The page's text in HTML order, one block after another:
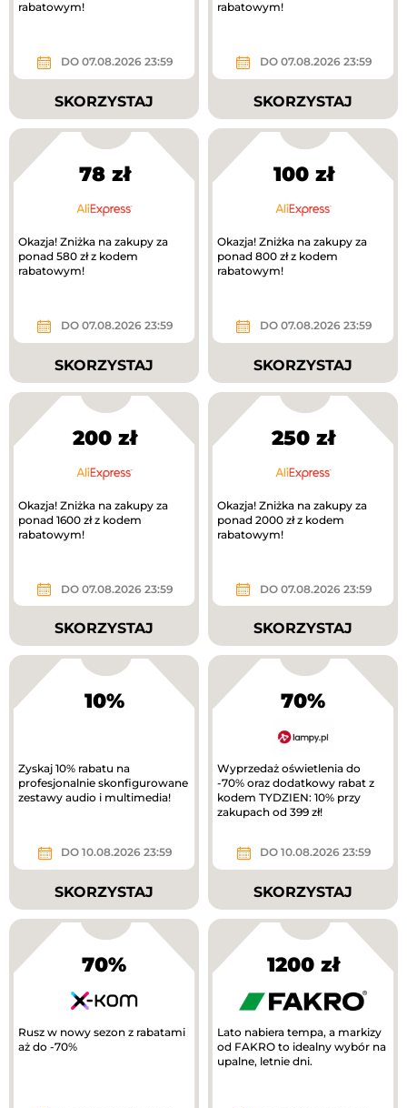
rabatowym!
DO 07.08.2026 23:59
SKORZYSTAJ
rabatowym!
DO 07.08.2026 23:59
SKORZYSTAJ
78 zł
Okazja! Zniżka na zakupy za
ponad 580 zł z kodem
rabatowym!
DO 07.08.2026 23:59
SKORZYSTAJ
100 zł
Okazja! Zniżka na zakupy za
ponad 800 zł z kodem
rabatowym!
DO 07.08.2026 23:59
SKORZYSTAJ
200 zł
Okazja! Zniżka na zakupy za
ponad 1600 zł z kodem
rabatowym!
DO 07.08.2026 23:59
SKORZYSTAJ
250 zł
Okazja! Zniżka na zakupy za
ponad 2000 zł z kodem
rabatowym!
DO 07.08.2026 23:59
SKORZYSTAJ
10%
Zyskaj 10% rabatu na
profesjonalnie skonfigurowane
zestawy audio i multimedia!
DO 10.08.2026 23:59
SKORZYSTAJ
70%
Wyprzedaż oświetlenia do
-70% oraz dodatkowy rabat z
kodem TYDZIEN: 10% przy
zakupach od 399 zł!
DO 10.08.2026 23:59
SKORZYSTAJ
70%
Rusz w nowy sezon z rabatami
aż do -70%
1200 zł
Lato nabiera tempa, a markizy
od FAKRO to idealny wybór na
upalne, letnie dni.